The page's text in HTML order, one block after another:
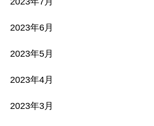
2023年6月
2023年5月
2023年4月
2023年3月